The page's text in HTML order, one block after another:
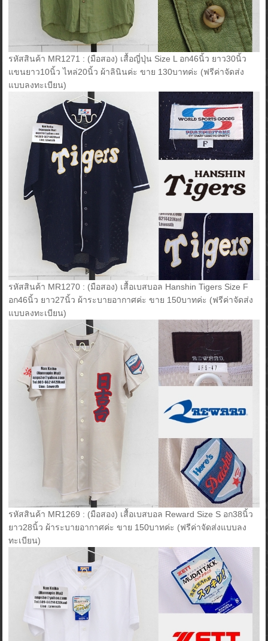
รหัสสินค้า MR1271 : (มือสอง) เสื้อญี่ปุ่น Size L อก46นิ้ว ยาว30นิ้ว
แขนยาว10นิ้ว ไหล่20นิ้ว ผ้าลินินค่ะ ขาย 130บาทค่ะ (ฟรีค่าจัดส่ง
แบบลงทะเบียน)
รหัสสินค้า MR1270 : (มือสอง) เสื้อเบสบอล Hanshin Tigers Size F
อก46นิ้ว ยาว27นิ้ว ผ้าระบายอากาศค่ะ ขาย 150บาทค่ะ (ฟรีค่าจัดส่ง
แบบลงทะเบียน)
รหัสสินค้า MR1269 : (มือสอง) เสื้อเบสบอล Reward Size S อก38นิ้ว
ยาว28นิ้ว ผ้าระบายอากาศค่ะ ขาย 150บาทค่ะ (ฟรีค่าจัดส่งแบบลง
ทะเบียน)